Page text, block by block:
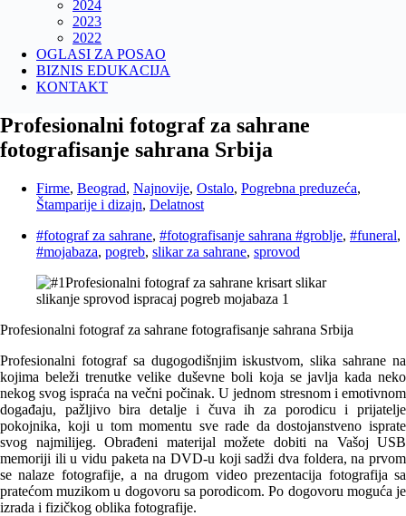
2024
2023
2022
OGLASI ZA POSAO
BIZNIS EDUKACIJA
KONTAKT
Profesionalni fotograf za sahrane
fotografisanje sahrana Srbija
Firme, Beograd, Najnovije, Ostalo, Pogrebna preduzeća,
Štamparije i dizajn, Delatnost
#fotograf za sahrane, #fotografisanje sahrana #groblje, #funeral,
#mojabaza, pogreb, slikar za sahrane, sprovod
Profesionalni fotograf za sahrane fotografisanje sahrana Srbija
Profesionalni fotograf sa dugogodišnjim iskustvom, slika sahrane na
kojima beleži trenutke velike duševne boli koja se javlja kada neko
nekog svog ispraća na večni počinak. U jednom stresnom i emotivnom
događaju, pažljivo bira detalje i čuva ih za porodicu i prijatelje
pokojnika, koji u tom momentu sve rade da dostojanstveno isprate
svog najmilijeg. Obrađeni materijal možete dobiti na Vašoj USB
memoriji ili u vidu paketa na DVD-u koji sadži dva foldera, na prvom
se nalaze fotografije, a na drugom video prezentacija fotografija sa
pratećom muzikom u dogovoru sa porodicom. Po dogovoru moguća je
izrada i fizičkog oblika fotografije.